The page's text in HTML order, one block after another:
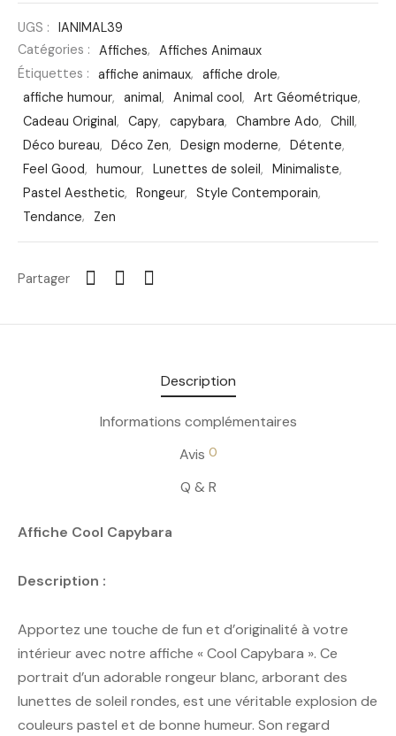
UGS :
IANIMAL39
Catégories :
Affiches,
Affiches Animaux
Étiquettes :
affiche animaux, affiche drole,
affiche humour, animal , Animal cool , Art Géométrique,
Cadeau Original , Capy, capybara, Chambre Ado, Chill ,
Déco bureau, Déco Zen, Design moderne, Détente,
Feel Good, humour, Lunettes de soleil, Minimaliste,
Pastel Aesthetic, Rongeur, Style Contemporain,
Tendance, Zen
Partager
Description
Informations complémentaires
Avis 0
Q & R
Affiche Cool Capybara
Description :
Apportez une touche de fun et d’originalité à votre
intérieur avec notre affiche « Cool Capybara ». Ce
portrait d’un adorable rongeur blanc, arborant des
lunettes de soleil rondes, est une véritable explosion de
couleurs pastel et de bonne humeur. Son regard